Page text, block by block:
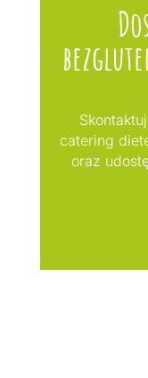
catering
oraz